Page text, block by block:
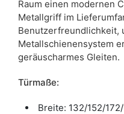
Raum einen modernen
Metallgriff im
Benutzerfreundlichkeit,
Metallschienensystem
geräuscharmes Gleiten.
Türmaße:
Breite: 132/152/